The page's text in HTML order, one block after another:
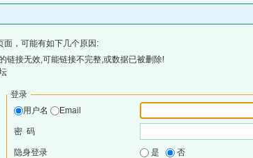
面，可能有如下几个原因:
链接无效,可能链接不完整,或数据已被删除!
登录
用户名
Email
密 码
隐身登录 是 否